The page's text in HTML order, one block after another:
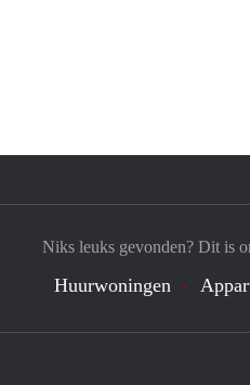
Niks leuks gevonden? Dit is
Huurwoningen